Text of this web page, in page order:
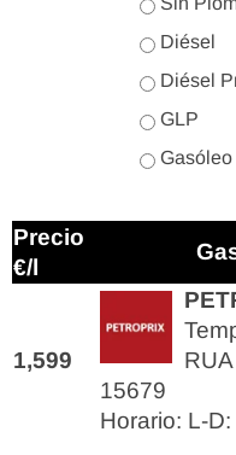
Diésel
Diésel
GLP
Gasóleo
Precio
€/l
1,599
15679
Horario: L-